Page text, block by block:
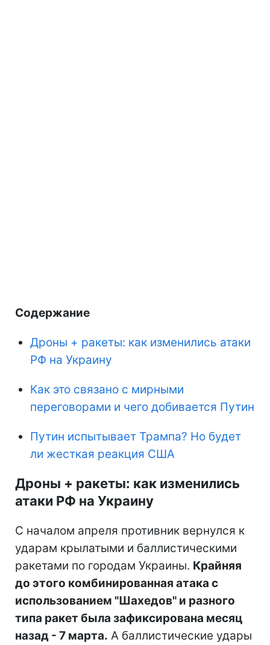
Содержание
Дроны + ракеты: как изменились атаки
РФ на Украину
Как это связано с мирными
переговорами и чего добивается Путин
Путин испытывает Трампа? Но будет
ли жесткая реакция США
Дроны + ракеты: как изменились
атаки РФ на Украину
С началом апреля противник вернулся к
ударам крылатыми и баллистическими
ракетами по городам Украины. Крайняя
до этого комбинированная атака с
использованием "Шахедов" и разного
типа ракет была зафиксирована месяц
назад - 7 марта. А баллистические удары